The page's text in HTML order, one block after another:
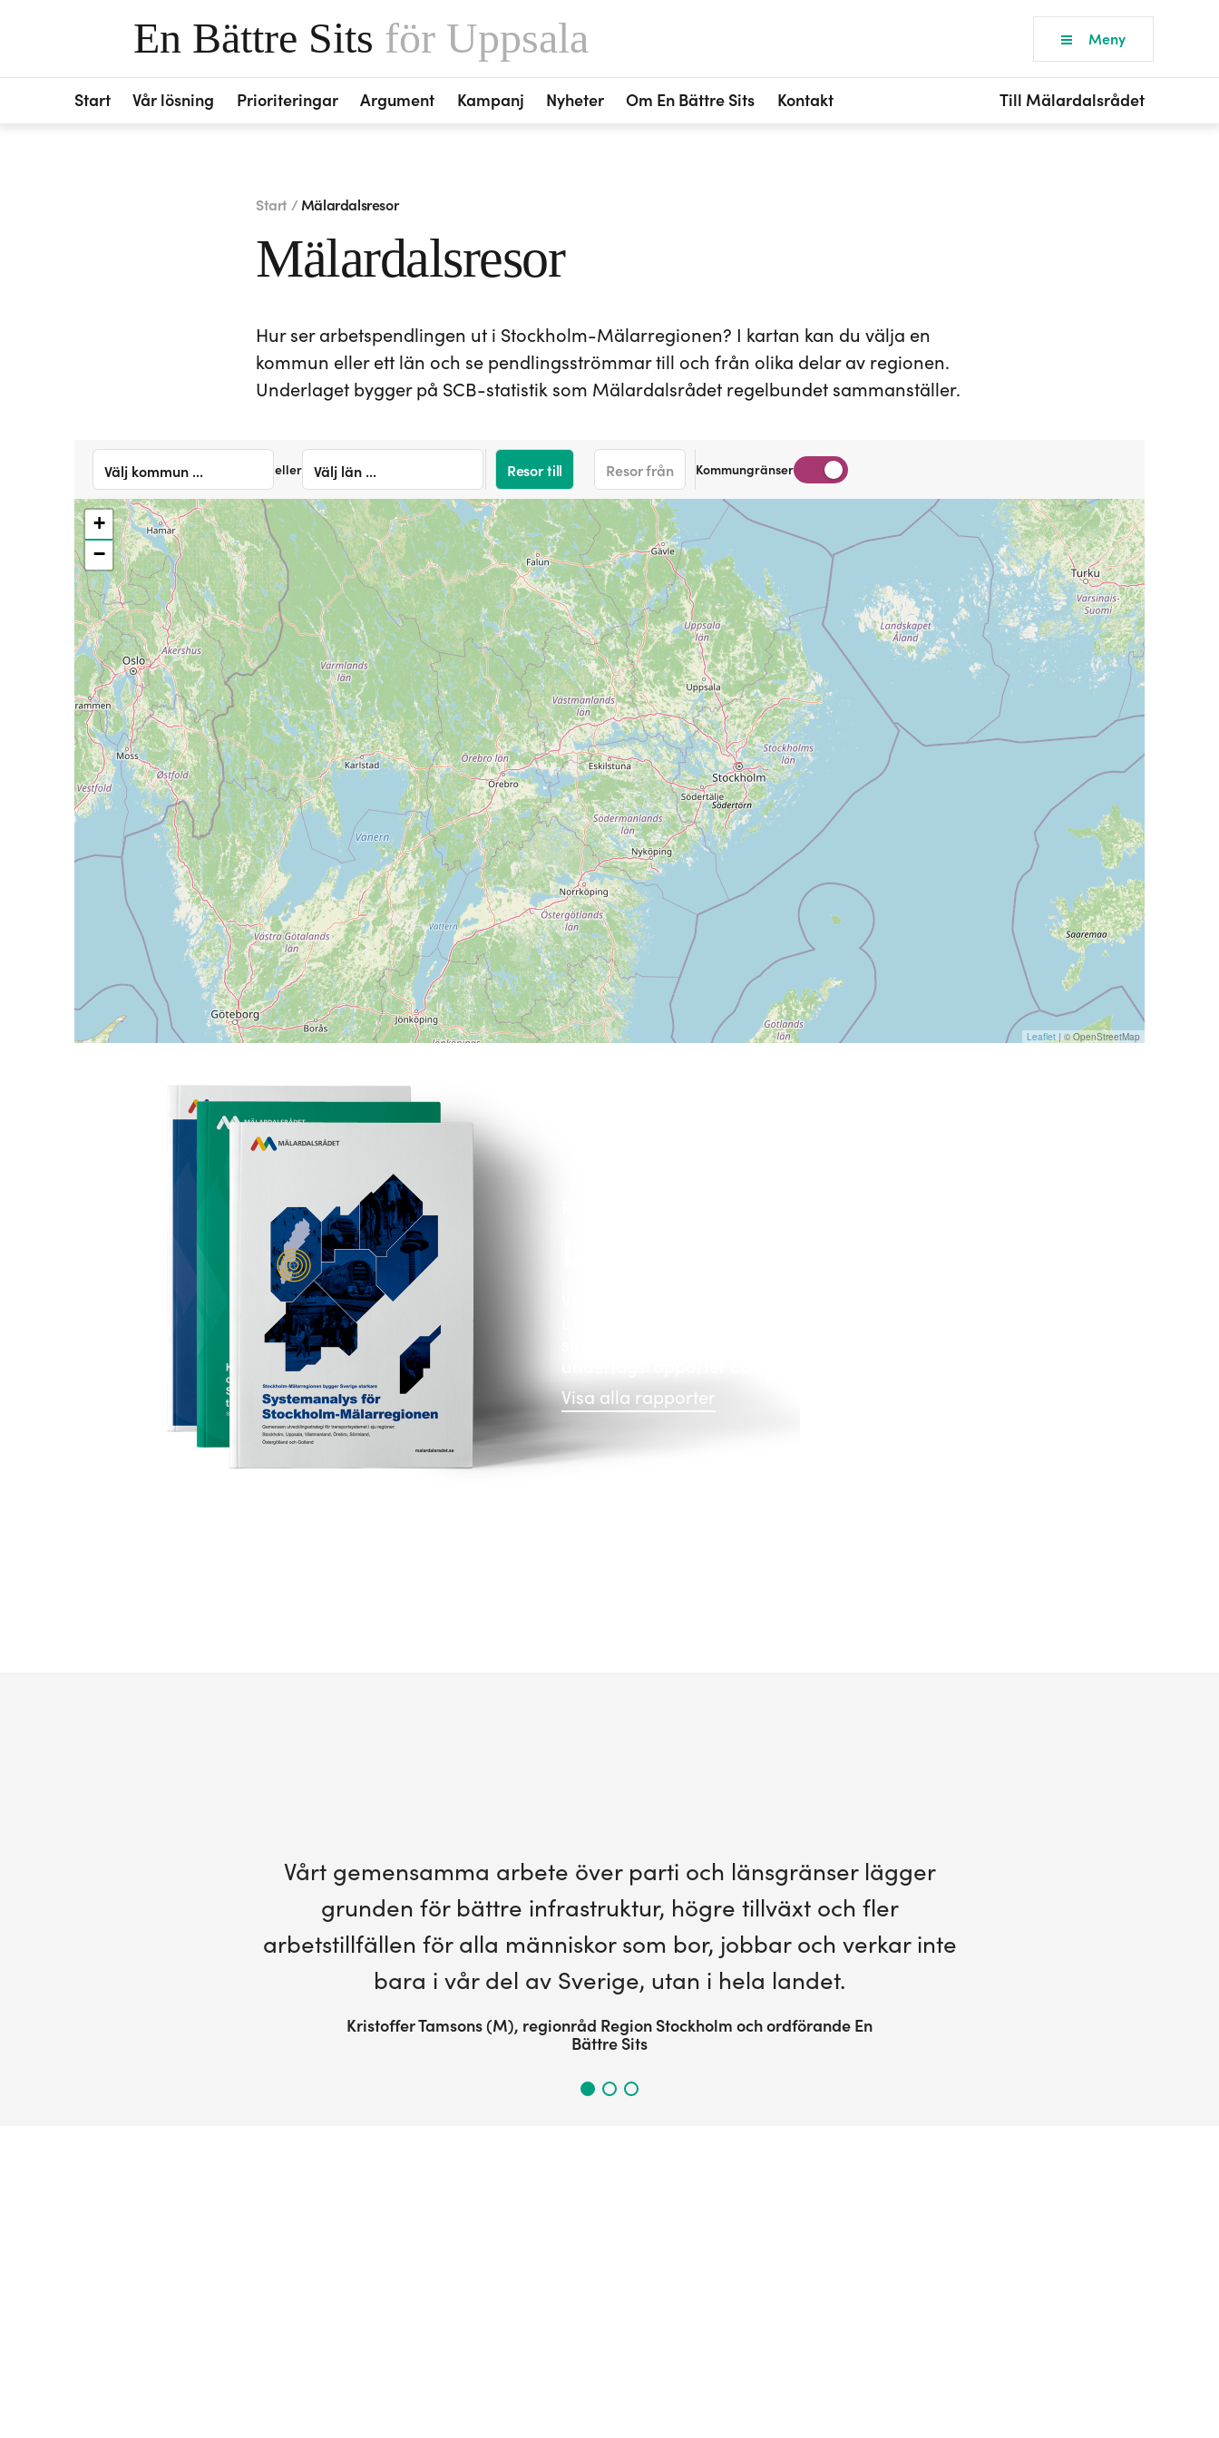
En Bättre Sits för Uppsala Meny
Start Vår lösning Prioriteringar Argument Kampanj Nyheter Om En Bättre Sits Kontakt Till Mälardalsrådet
Start / Mälardalsresor
Mälardalsresor
Hur ser arbetspendlingen ut i Stockholm-Mälarregionen? I kartan kan du välja en
kommun eller ett län och se pendlingsströmmar till och från olika delar av regionen.
Underlaget bygger på SCB-statistik som Mälardalsrådet regelbundet sammanställer.
Välj kommun ... eller Välj län ... Resor till Resor från Kommungränser
+
−
Leaflet |© OpenStreetMap
Visa alla rapporter
Vårt gemensamma arbete över parti och länsgränser lägger
grunden för bättre infrastruktur, högre tillväxt och fler
arbetstillfällen för alla människor som bor, jobbar och verkar inte
bara i vår del av Sverige, utan i hela landet.
Kristoffer Tamsons (M), regionråd Region Stockholm och ordförande En
Bättre Sits